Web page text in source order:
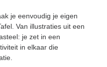
je eenvoudig je eigen
Van illustraties uit een
je zet in een
in elkaar die